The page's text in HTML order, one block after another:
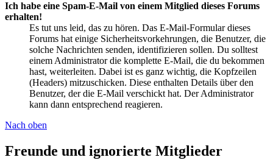
Ich habe eine Spam-E-Mail von einem Mitglied dieses Forums
erhalten!
Es tut uns leid, das zu hören. Das E-Mail-Formular dieses
Forums hat einige Sicherheitsvorkehrungen, die Benutzer, die
solche Nachrichten senden, identifizieren sollen. Du solltest
einem Administrator die komplette E-Mail, die du bekommen
hast, weiterleiten. Dabei ist es ganz wichtig, die Kopfzeilen
(Headers) mitzuschicken. Diese enthalten Details über den
Benutzer, der die E-Mail verschickt hat. Der Administrator
kann dann entsprechend reagieren.
Nach oben
Freunde und ignorierte Mitglieder